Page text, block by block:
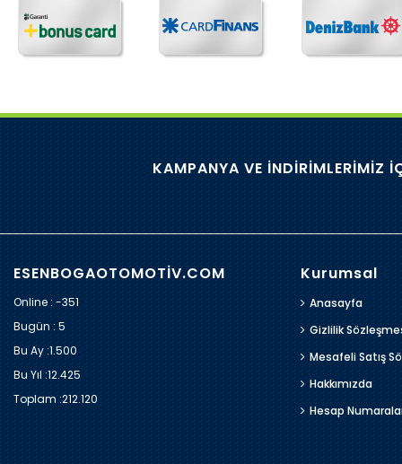
KAMPANYA VE İNDİRİMLERİMİZ
ESENBOGAOTOMOTİV.COM
Online : -351
Bugün :5
Bu Ay :1.500
Bu Yıl :12.425
Toplam :212.120
Kurumsal
Anasayfa
Gizlilik
Mesafeli Satış
Hakkımızda
Hesap